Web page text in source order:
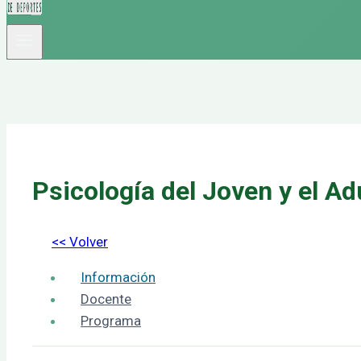
Psicología del Joven y el
<< Volver
Información
Docente
Programa